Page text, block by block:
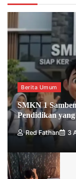
Berita Umum
SMKN 1
Pendidikan
Red Fathan 3